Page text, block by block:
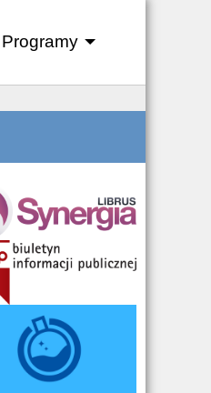
Programy